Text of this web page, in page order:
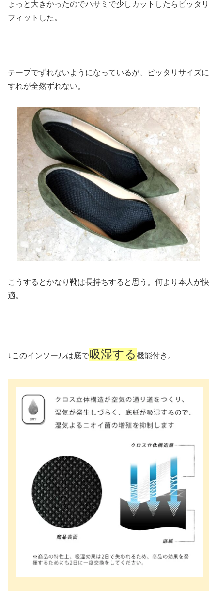
ょっと大きかったのでハサミで少しカットしたらピッタリ
フィットした。
テープでずれないようになっているが、ピッタリサイズに
すれが全然ずれない。
こうするとかなり靴は長持ちすると思う。何より本人が快
適。
↓このインソールは底で吸湿する 機能付き。